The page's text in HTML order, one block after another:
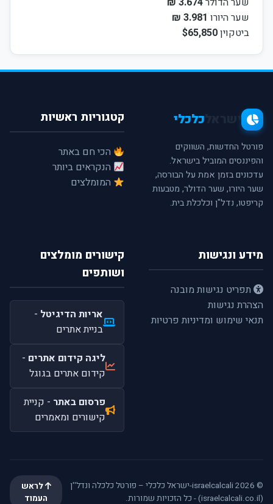
שער היורו 3.981 ₪
ביטקוין$65,850
כלכלי
פורטל החדשות, השווקים
והפיננסים המוביל בישראל.
עדכונים בזמן אמת על הבורסה,
שער היורו, שער הדולר, מטבעות
קריפטו, נדל"ן וכלכלת בית.
קטגוריות ראשיות
הכי חם באתר
הנקראים ביותר
המומלצים
מידע ונגישות
תפריט נגישות מובנה
הצהרת נגישות
תנאי שימוש ומדיניות פרטיות
קישורים מומלצים
ושותפים
אריות הדיגיטל -
בניית אתרים
ליגה קידום אתרים -
קידום אתרים בגוגל
פרסום באתר - קניית
קישורים ומאמרים
© 2026 israelcalcali-ישראל כלכלי – פורטל כלכלה ונדל''ן
(israelcalcali.co.il) - כל הזכויות שמורות.
לראש
העמוד